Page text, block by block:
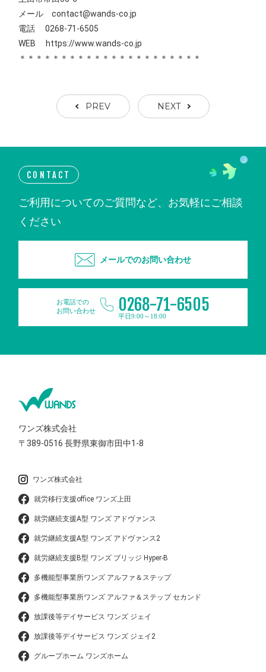
メール contact@wands-co.jp
電話 0268-71-6505
WEB
https://www.wands-co.jp
＊＊＊＊＊＊＊＊＊＊＊＊＊＊＊＊＊＊＊＊＊＊
PREV NEXT
CONTACT
ご利用についてのご質問など、お気軽にご相談
ください
メールでのお問い合わせ
お電話での
お問い合わせ
0268-71-6505
平日9:00～18:00
ワンズ株式会社
〒389-0516長野県東御市田中1-8
ワンズ株式会社
就労移行支援office ワンズ上田
就労継続支援A型 ワンズ アドヴァンス
就労継続支援A型 ワンズ アドヴァンス2
就労継続支援B型 ワンズ ブリッジ Hyper-B
多機能型事業所ワンズ アルファ＆ステップ
多機能型事業所ワンズ アルファ＆ステップ セカンド
放課後等デイサービス ワンズ ジェイ
放課後等デイサービス ワンズ ジェイ2
グループホーム ワンズホーム